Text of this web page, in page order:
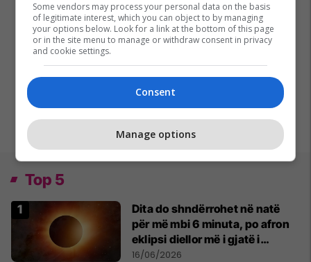
Top 5
Dita do shndërrohet në natë
për më mbi 6 minuta, po afron
eklipsi diellor më i gjatë i
shekullit të 21-të
16/06/2026
Some vendors may process your personal data on the basis
of legitimate interest, which you can object to by managing
your options below. Look for a link at the bottom of this page
or in the site menu to manage or withdraw consent in privacy
and cookie settings.
Consent
Manage options